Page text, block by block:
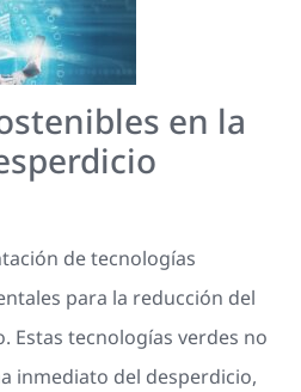
en la
de tecnologías
para la reducción del
Estas tecnologías verdes no
inmediato del desperdicio,